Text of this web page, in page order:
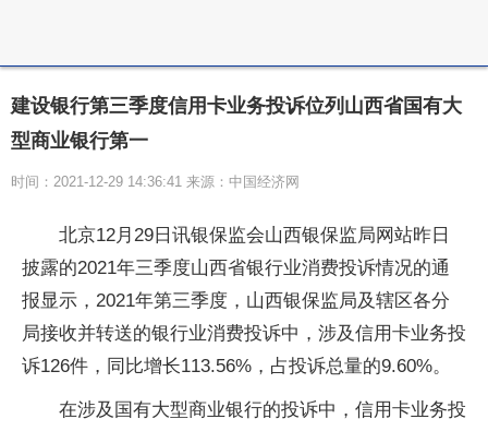
建设银行第三季度信用卡业务投诉位列山西省国有大
型商业银行第一
时间：2021-12-29 14:36:41 来源：中国经济网
北京12月29日讯银保监会山西银保监局网站昨日
披露的2021年三季度山西省银行业消费投诉情况的通
报显示，2021年第三季度，山西银保监局及辖区各分
局接收并转送的银行业消费投诉中，涉及信用卡业务投
诉126件，同比增长113.56%，占投诉总量的9.60%。
在涉及国有大型商业银行的投诉中，信用卡业务投